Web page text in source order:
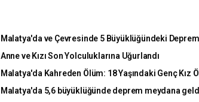
Malatya'da ve Çevresinde 5 Büyüklüğündeki Deprem
Anne ve Kızı Son Yolculuklarına Uğurlandı
Malatya'da Kahreden Ölüm: 18 Yaşındaki Genç Kız
Malatya'da 5,6 büyüklüğünde deprem meydana